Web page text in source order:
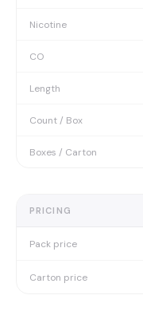
Nicotine
CO
Length
Count / Box
Boxes / Carton
PRICING
Pack price
Carton price